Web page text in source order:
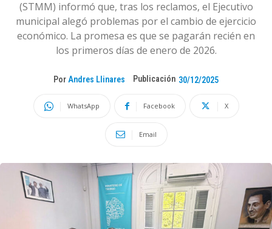
(STMM) informó que, tras los reclamos, el Ejecutivo
municipal alegó problemas por el cambio de ejercicio
económico. La promesa es que se pagarán recién en
los primeros días de enero de 2026.
Por Andres Llinares Publicación 30/12/2025
WhatsApp Facebook X
Email